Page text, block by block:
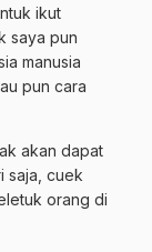
ikut
saya pun
manusia
pun cara
akan dapat
saja, cuek
orang di